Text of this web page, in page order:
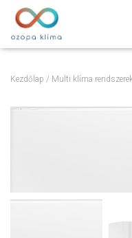
Kezdőlap / Multi klíma